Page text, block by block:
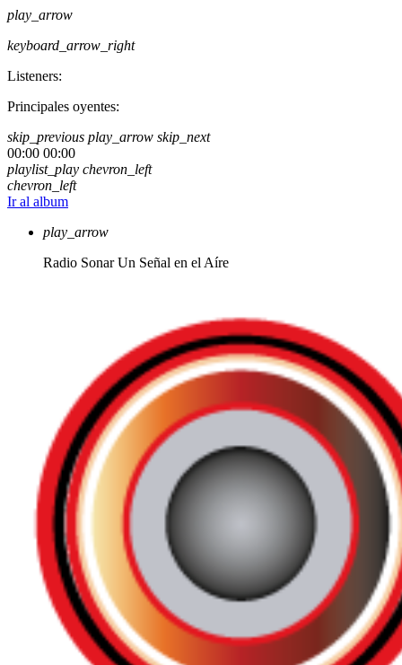
play_arrow
keyboard_arrow_right
Listeners:
Principales oyentes:
skip_previous play_arrow skip_next
00:00 00:00
playlist_play chevron_left
chevron_left
Ir al album
play_arrow
Radio Sonar Un Señal en el Aíre